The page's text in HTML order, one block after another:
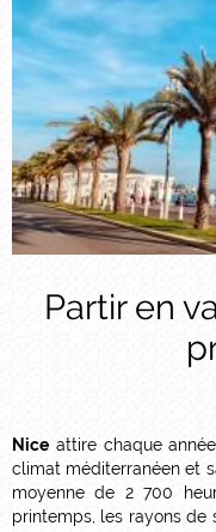
Partir en
Nice attire chaque
climat méditerranéen et
moyenne de 2 700
printemps, les rayons de